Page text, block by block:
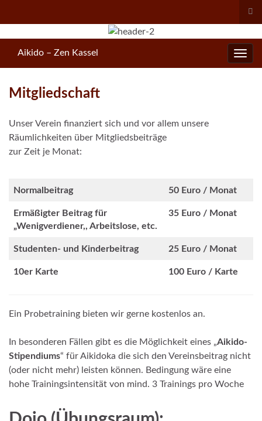
Aikido – Zen Kassel
Mitgliedschaft
Unser Verein finanziert sich und vor allem unsere
Räumlichkeiten über Mitgliedsbeiträge
zur Zeit je Monat:
Normalbeitrag 50 Euro / Monat
Ermäßigter Beitrag für
„Wenigverdiener,, Arbeitslose, etc.
35 Euro / Monat
Studenten- und Kinderbeitrag 25 Euro / Monat
10er Karte 100 Euro / Karte
Ein Probetraining bieten wir gerne kostenlos an.
In besonderen Fällen gibt es die Möglichkeit eines „Aikido-
Stipendiums“ für Aikidoka die sich den Vereinsbeitrag nicht
(oder nicht mehr) leisten können. Bedingung wäre eine
hohe Trainingsintensität von mind. 3 Trainings pro Woche